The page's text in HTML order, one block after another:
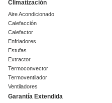
Climatización
Aire Acondicionado
Calefacción
Calefactor
Enfriadores
Estufas
Extractor
Termoconvector
Termoventilador
Ventiladores
Garantía Extendida